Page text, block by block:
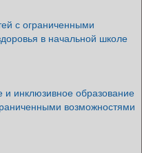
с ограниченными
в начальной школе
и инклюзивное образование
возможностями